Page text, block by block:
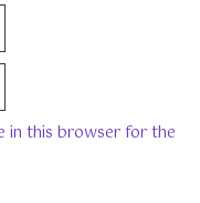
in this browser for the